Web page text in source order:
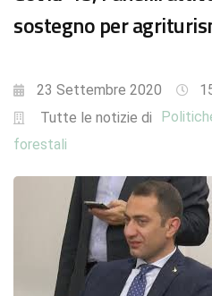
sostegno per
23 Settembre 2020
Tutte le notizie di
forestali